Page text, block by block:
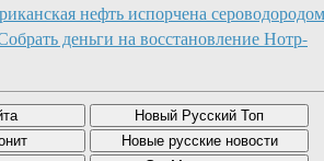
нефть испорчена сероводородом
деньги на восстановление Нотр-